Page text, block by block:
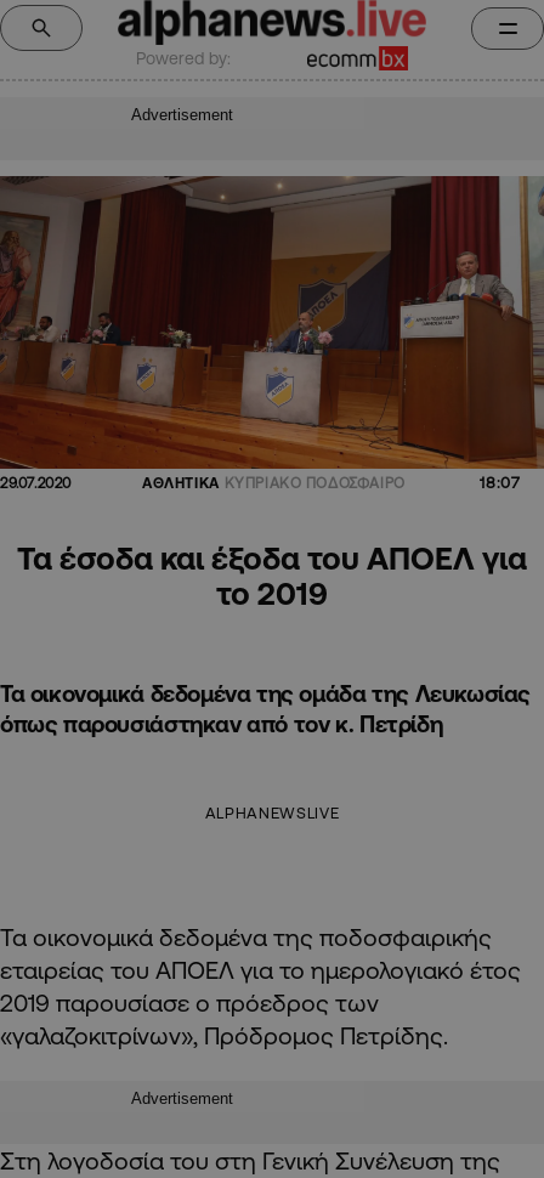
Powered by:
Advertisement
29.07.2020 ΑΘΛΗΤΙΚΑ ΚΥΠΡΙΑΚΟ ΠΟΔΟΣΦΑΙΡΟ 18:07
Τα έσοδα και έξοδα του ΑΠΟΕΛ για
το 2019
Τα οικονομικά δεδομένα της ομάδα της Λευκωσίας
όπως παρουσιάστηκαν από τον κ. Πετρίδη
ALPHANEWSLIVE
Τα οικονομικά δεδομένα της ποδοσφαιρικής
εταιρείας του ΑΠΟΕΛ για το ημερολογιακό έτος
2019 παρουσίασε ο πρόεδρος των
«γαλαζοκιτρίνων», Πρόδρομος Πετρίδης.
Advertisement
Στη λογοδοσία του στη Γενική Συνέλευση της